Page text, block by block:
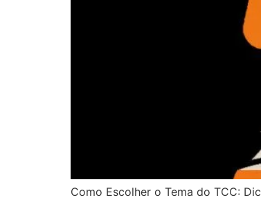
Como Escolher o Tema do TCC: